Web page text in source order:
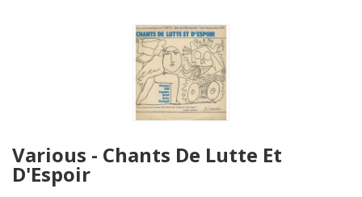
Various - Chants De Lutte Et
D'Espoir